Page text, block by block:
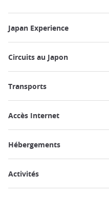
Japan Experience
Circuits au Japon
Transports
Accès Internet
Hébergements
Activités